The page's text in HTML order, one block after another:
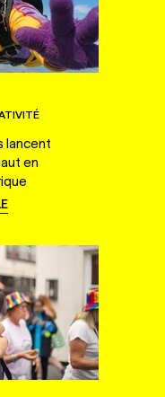
lancent
en